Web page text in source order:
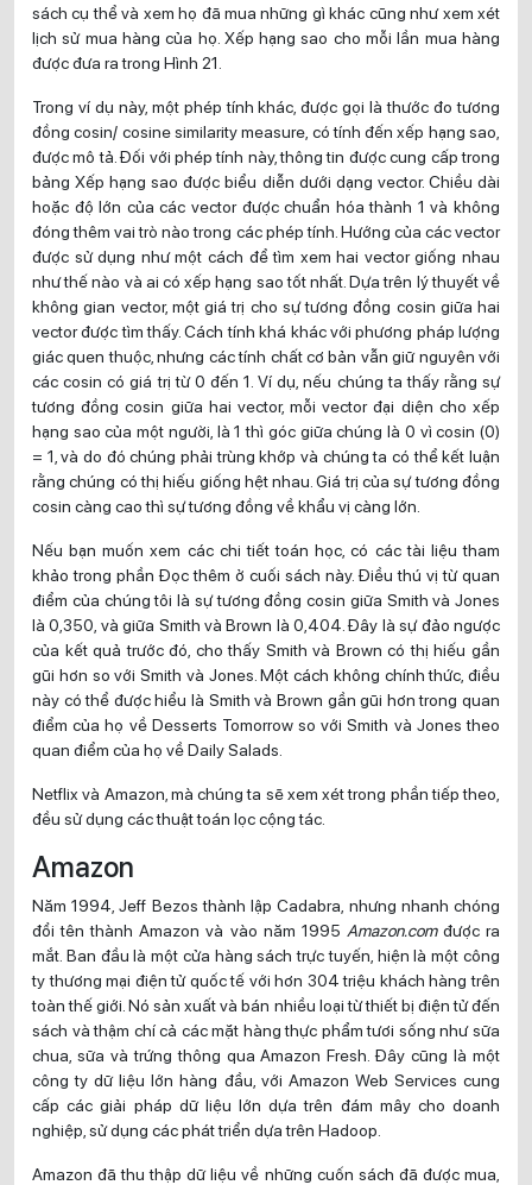
sách cụ thể và xem họ đã mua những gì khác cũng như xem xét
lịch sử mua hàng của họ. Xếp hạng sao cho mỗi lần mua hàng
được đưa ra trong Hình 21.
Trong ví dụ này, một phép tính khác, được gọi là thước đo tương
đồng cosin/ cosine similarity measure, có tính đến xếp hạng sao,
được mô tả. Đối với phép tính này, thông tin được cung cấp trong
bảng Xếp hạng sao được biểu diễn dưới dạng vector. Chiều dài
hoặc độ lớn của các vector được chuẩn hóa thành 1 và không
đóng thêm vai trò nào trong các phép tính. Hướng của các vector
được sử dụng như một cách để tìm xem hai vector giống nhau
như thế nào và ai có xếp hạng sao tốt nhất. Dựa trên lý thuyết về
không gian vector, một giá trị cho sự tương đồng cosin giữa hai
vector được tìm thấy. Cách tính khá khác với phương pháp lượng
giác quen thuộc, nhưng các tính chất cơ bản vẫn giữ nguyên với
các cosin có giá trị từ 0 đến 1. Ví dụ, nếu chúng ta thấy rằng sự
tương đồng cosin giữa hai vector, mỗi vector đại diện cho xếp
hạng sao của một người, là 1 thì góc giữa chúng là 0 vì cosin (0)
= 1, và do đó chúng phải trùng khớp và chúng ta có thể kết luận
rằng chúng có thị hiếu giống hệt nhau. Giá trị của sự tương đồng
cosin càng cao thì sự tương đồng về khẩu vị càng lớn.
Nếu bạn muốn xem các chi tiết toán học, có các tài liệu tham
khảo trong phần Đọc thêm ở cuối sách này. Điều thú vị từ quan
điểm của chúng tôi là sự tương đồng cosin giữa Smith và Jones
là 0,350, và giữa Smith và Brown là 0,404. Đây là sự đảo ngược
của kết quả trước đó, cho thấy Smith và Brown có thị hiếu gần
gũi hơn so với Smith và Jones. Một cách không chính thức, điều
này có thể được hiểu là Smith và Brown gần gũi hơn trong quan
điểm của họ về Desserts Tomorrow so với Smith và Jones theo
quan điểm của họ về Daily Salads.
Netflix và Amazon, mà chúng ta sẽ xem xét trong phần tiếp theo,
đều sử dụng các thuật toán lọc cộng tác.
Amazon
Năm 1994, Jeff Bezos thành lập Cadabra, nhưng nhanh chóng
đổi tên thành Amazon và vào năm 1995 Amazon.comđược ra
mắt. Ban đầu là một cửa hàng sách trực tuyến, hiện là một công
ty thương mại điện tử quốc tế với hơn 304 triệu khách hàng trên
toàn thế giới. Nó sản xuất và bán nhiều loại từ thiết bị điện tử đến
sách và thậm chí cả các mặt hàng thực phẩm tươi sống như sữa
chua, sữa và trứng thông qua Amazon Fresh. Đây cũng là một
công ty dữ liệu lớn hàng đầu, với Amazon Web Services cung
cấp các giải pháp dữ liệu lớn dựa trên đám mây cho doanh
nghiệp, sử dụng các phát triển dựa trên Hadoop.
Amazon đã thu thập dữ liệu về những cuốn sách đã được mua,